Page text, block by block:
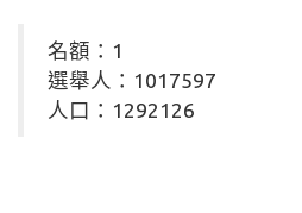
名額：1
選舉人：1017597
人口：1292126